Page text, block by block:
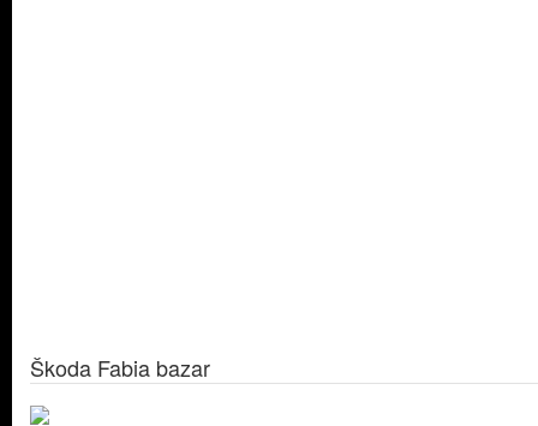
Škoda Fabia bazar